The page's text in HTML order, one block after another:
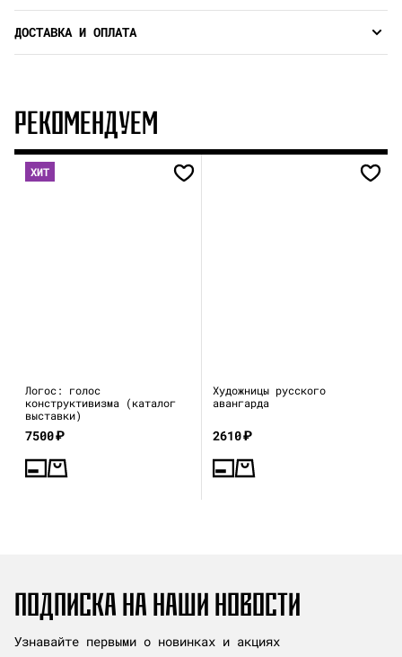
ДОСТАВКА И ОПЛАТА
РЕКОМЕНДУЕМ
ХИТ
Логос: голос
конструктивизма (каталог
выставки)
7500₽
Художницы русского
авангарда
2610₽
ПОДПИСКА НА НАШИ НОВОСТИ
Узнавайте первыми о новинках и акциях